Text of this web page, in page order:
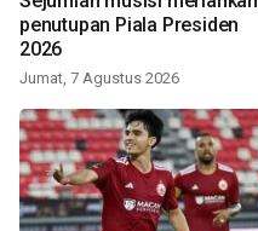
penutupan Piala Presiden
2026
Jumat, 7 Agustus 2026